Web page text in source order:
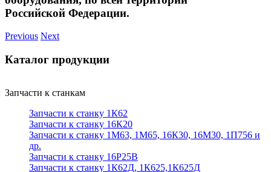
Российской Федерации.
Previous Next
Каталог продукции
Запчасти к станкам
Запчасти к станку 1К62
Запчасти к станку 16К20
Запчасти к станку 1М63, 1М65, 16К30, 16М30, 1П756 и
др.
Запчасти к станку 16Р25В
Запчасти к станку 1К62Д, 1К625,1К625Д